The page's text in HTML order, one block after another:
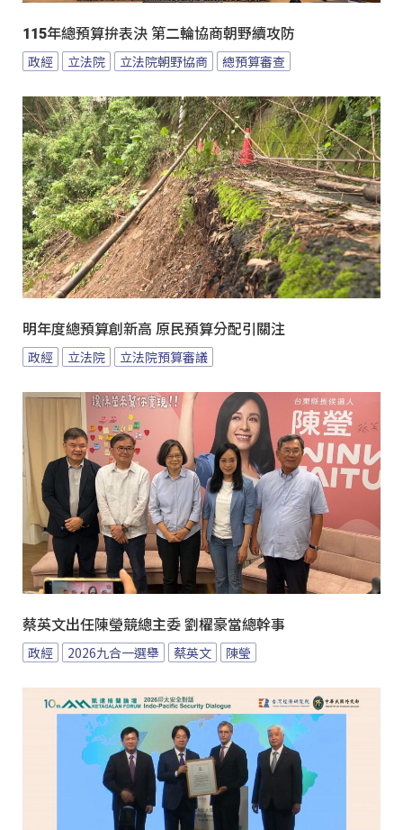
115年總預算拚表決 第二輪協商朝野續攻防
政經 立法院 立法院朝野協商 總預算審查
明年度總預算創新高 原民預算分配引關注
政經 立法院 立法院預算審議
蔡英文出任陳瑩競總主委 劉櫂豪當總幹事
政經 2026九合一選舉 蔡英文 陳瑩